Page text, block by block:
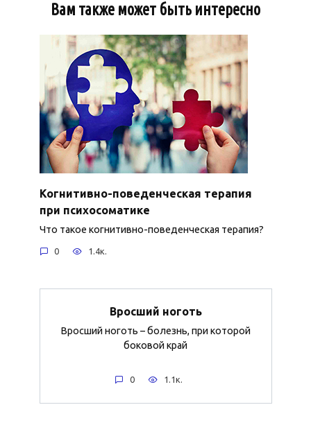
Вам также может быть интересно
Когнитивно-поведенческая терапия
при психосоматике
Что такое когнитивно-поведенческая терапия?
0 1.4к.
Вросший ноготь
Вросший ноготь – болезнь, при которой
боковой край
0 1.1к.